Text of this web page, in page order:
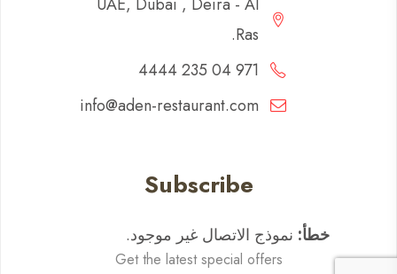
UAE, Dubai , Deira - Al
Ras.
971 04 235 4444
info@aden-restaurant.com
Subscribe
خطأ: نموذج الاتصال غير موجود.
Get the latest special offers